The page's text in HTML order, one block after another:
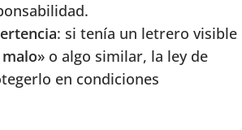
: si tenía un letrero visible
» o algo similar, la ley de
en condiciones